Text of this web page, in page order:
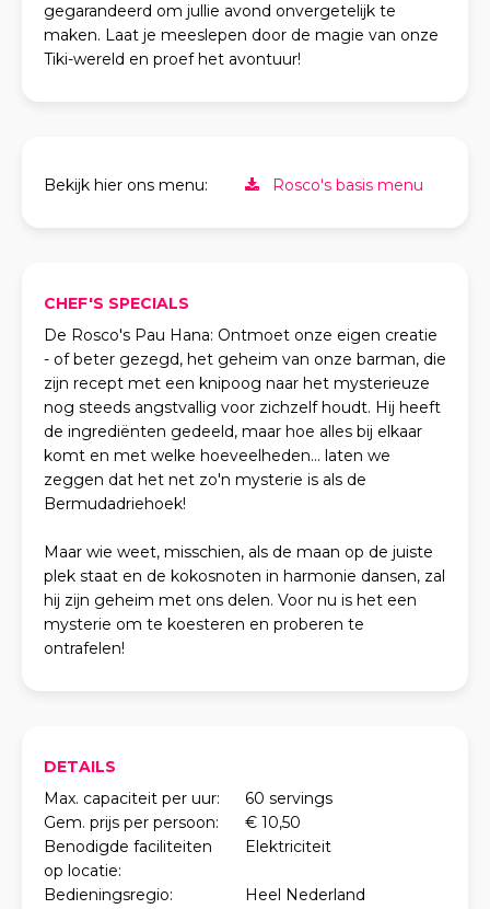
gegarandeerd om jullie avond onvergetelijk te
maken. Laat je meeslepen door de magie van onze
Tiki-wereld en proef het avontuur!
Bekijk hier ons menu: Rosco's basis menu
CHEF'S SPECIALS
De Rosco's Pau Hana: Ontmoet onze eigen creatie
- of beter gezegd, het geheim van onze barman, die
zijn recept met een knipoog naar het mysterieuze
nog steeds angstvallig voor zichzelf houdt. Hij heeft
de ingrediënten gedeeld, maar hoe alles bij elkaar
komt en met welke hoeveelheden... laten we
zeggen dat het net zo'n mysterie is als de
Bermudadriehoek!
Maar wie weet, misschien, als de maan op de juiste
plek staat en de kokosnoten in harmonie dansen, zal
hij zijn geheim met ons delen. Voor nu is het een
mysterie om te koesteren en proberen te
ontrafelen!
DETAILS
Max. capaciteit per uur:
60 servings
Gem. prijs per persoon:
€ 10,50
Benodigde faciliteiten
op locatie:
Elektriciteit
Bedieningsregio: Heel Nederland